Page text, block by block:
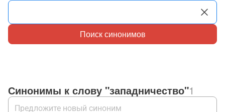
Поиск синонимов
Синонимы к слову "западничество"1